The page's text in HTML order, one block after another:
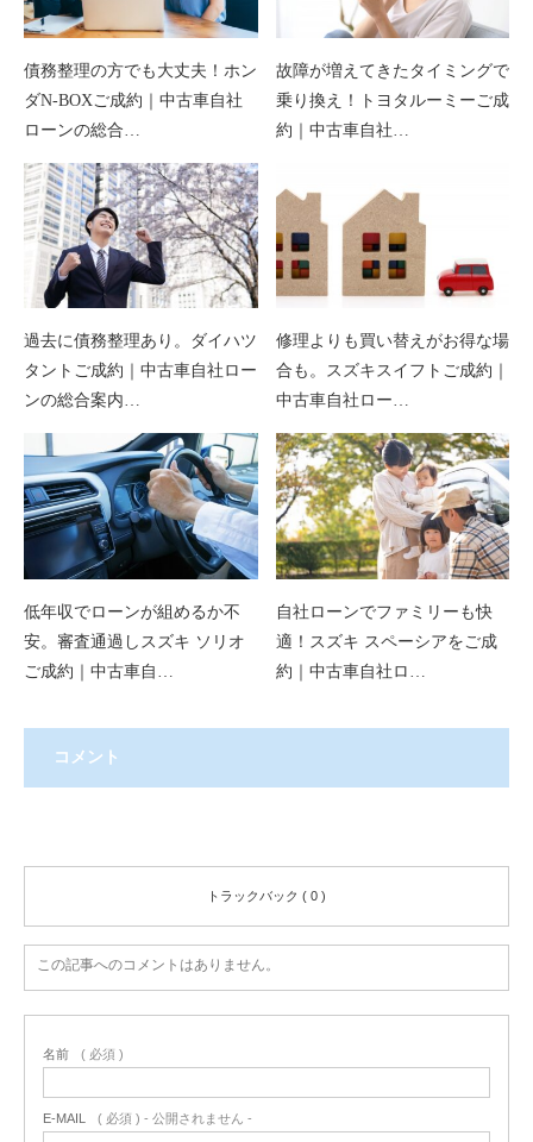
債務整理の方でも大丈夫！ホン
ダN-BOXご成約｜中古車自社
ローンの総合…
故障が増えてきたタイミングで
乗り換え！トヨタルーミーご成
約｜中古車自社…
過去に債務整理あり。ダイハツ
タントご成約｜中古車自社ロー
ンの総合案内…
修理よりも買い替えがお得な場
合も。スズキスイフトご成約｜
中古車自社ロー…
低年収でローンが組めるか不
安。審査通過しスズキ ソリオ
ご成約｜中古車自…
自社ローンでファミリーも快
適！スズキ スペーシアをご成
約｜中古車自社ロ…
コメント
トラックバック ( 0 )
この記事へのコメントはありません。
名前 ( 必須 )
E-MAIL ( 必須 ) - 公開されません -